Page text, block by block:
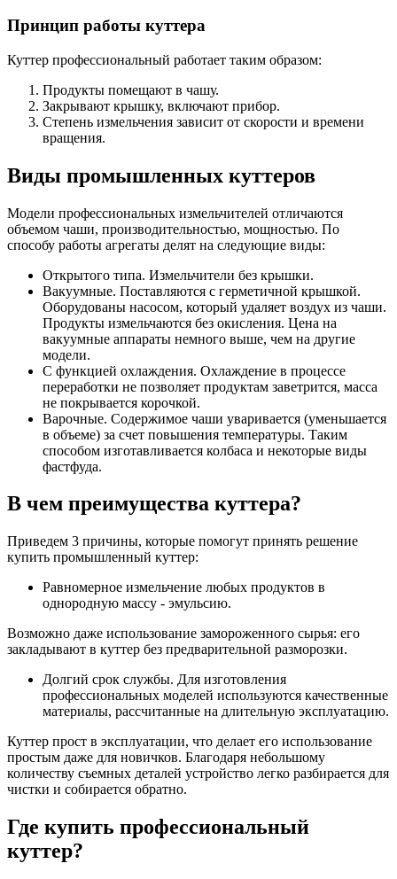
Принцип работы куттера
Куттер профессиональный работает таким образом:
Продукты помещают в чашу.
Закрывают крышку, включают прибор.
Степень измельчения зависит от скорости и времени
вращения.
Виды промышленных куттеров
Модели профессиональных измельчителей отличаются
объемом чаши, производительностью, мощностью. По
способу работы агрегаты делят на следующие виды:
Открытого типа. Измельчители без крышки.
Вакуумные. Поставляются с герметичной крышкой.
Оборудованы насосом, который удаляет воздух из чаши.
Продукты измельчаются без окисления. Цена на
вакуумные аппараты немного выше, чем на другие
модели.
С функцией охлаждения. Охлаждение в процессе
переработки не позволяет продуктам заветрится, масса
не покрывается корочкой.
Варочные. Содержимое чаши уваривается (уменьшается
в объеме) за счет повышения температуры. Таким
способом изготавливается колбаса и некоторые виды
фастфуда.
В чем преимущества куттера?
Приведем 3 причины, которые помогут принять решение
купить промышленный куттер:
Равномерное измельчение любых продуктов в
однородную массу - эмульсию.
Возможно даже использование замороженного сырья: его
закладывают в куттер без предварительной разморозки.
Долгий срок службы. Для изготовления
профессиональных моделей используются качественные
материалы, рассчитанные на длительную эксплуатацию.
Куттер прост в эксплуатации, что делает его использование
простым даже для новичков. Благодаря небольшому
количеству съемных деталей устройство легко разбирается для
чистки и собирается обратно.
Где купить профессиональный
куттер?